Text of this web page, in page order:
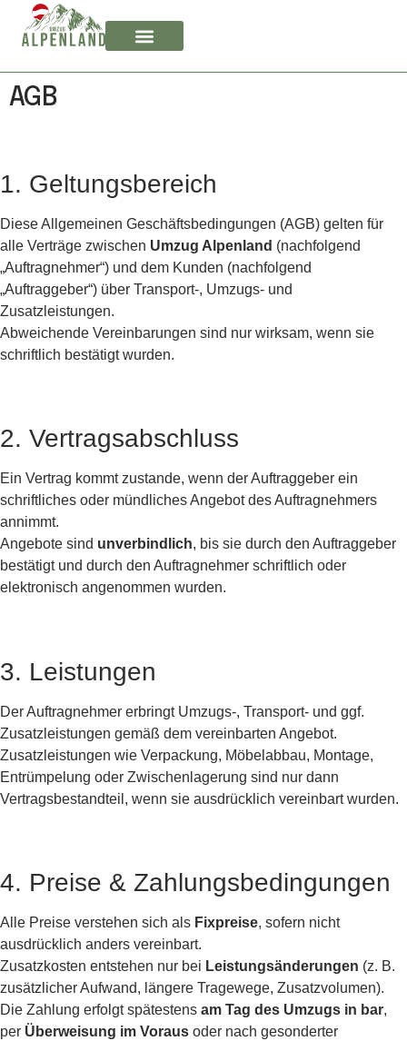
AGB
1. Geltungsbereich
Diese Allgemeinen Geschäftsbedingungen (AGB) gelten für
alle Verträge zwischen Umzug Alpenland (nachfolgend
„Auftragnehmer“) und dem Kunden (nachfolgend
„Auftraggeber“) über Transport-, Umzugs- und
Zusatzleistungen.
Abweichende Vereinbarungen sind nur wirksam, wenn sie
schriftlich bestätigt wurden.
2. Vertragsabschluss
Ein Vertrag kommt zustande, wenn der Auftraggeber ein
schriftliches oder mündliches Angebot des Auftragnehmers
annimmt.
Angebote sind unverbindlich, bis sie durch den Auftraggeber
bestätigt und durch den Auftragnehmer schriftlich oder
elektronisch angenommen wurden.
3. Leistungen
Der Auftragnehmer erbringt Umzugs-, Transport- und ggf.
Zusatzleistungen gemäß dem vereinbarten Angebot.
Zusatzleistungen wie Verpackung, Möbelabbau, Montage,
Entrümpelung oder Zwischenlagerung sind nur dann
Vertragsbestandteil, wenn sie ausdrücklich vereinbart wurden.
4. Preise & Zahlungsbedingungen
Alle Preise verstehen sich als Fixpreise, sofern nicht
ausdrücklich anders vereinbart.
Zusatzkosten entstehen nur bei Leistungsänderungen (z. B.
zusätzlicher Aufwand, längere Tragewege, Zusatzvolumen).
Die Zahlung erfolgt spätestens am Tag des Umzugs in bar,
per Überweisung im Voraus oder nach gesonderter